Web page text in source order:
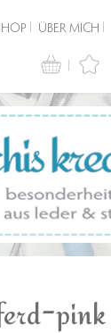
ÜBER MICH
pink